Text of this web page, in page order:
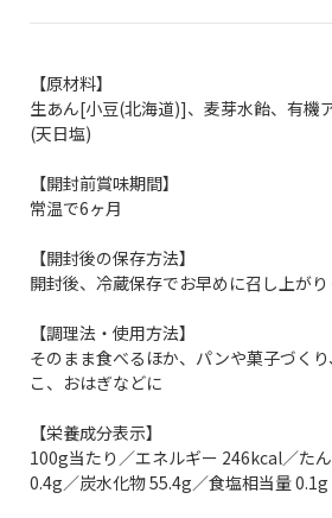
【原材料】
生あん[小豆(北海道)]、麦芽水飴、有機
(天日塩)
【開封前賞味期間】
常温で6ヶ月
【開封後の保存方法】
開封後、冷蔵保存でお早めに召し上がり
【調理法・使用方法】
そのまま食べるほか、パンや菓子づく
こ、おはぎなどに
【栄養成分表示】
100g当たり／エネルギー 246kcal／た
0.4g／炭水化物 55.4g／食塩相当量 0.1g